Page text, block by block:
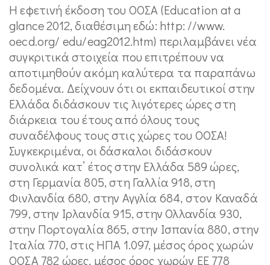
H εφετινή έκδοση του ΟΟΣΑ (Education at a
glance 2012, διαθέσιμη εδώ: http: //www.
oecd.org/ edu/eag2012.htm) περιλαμβάνει νέα
συγκριτικά στοιχεία που επιτρέπουν να
αποτιμηθούν ακόμη καλύτερα τα παραπάνω
δεδομένα. Δείχνουν ότι οι εκπαιδευτικοί στην
Ελλάδα διδάσκουν τις λιγότερες ώρες στη
διάρκεια του έτους από όλους τους
συναδέλφους τους στις χώρες του ΟΟΣΑ!
Συγκεκριμένα, οι δάσκαλοι διδάσκουν
συνολικά κατ’ έτος στην Ελλάδα 589 ώρες,
στη Γερμανία 805, στη Γαλλία 918, στη
Φινλανδία 680, στην Αγγλία 684, στον Καναδά
799, στην Ιρλανδία 915, στην Ολλανδία 930,
στην Πορτογαλία 865, στην Ισπανία 880, στην
Ιταλία 770, στις ΗΠΑ 1.097, μέσος όρος χωρών
ΟΟΣΑ 782 ώρες, μέσος όρος χωρών ΕΕ 778